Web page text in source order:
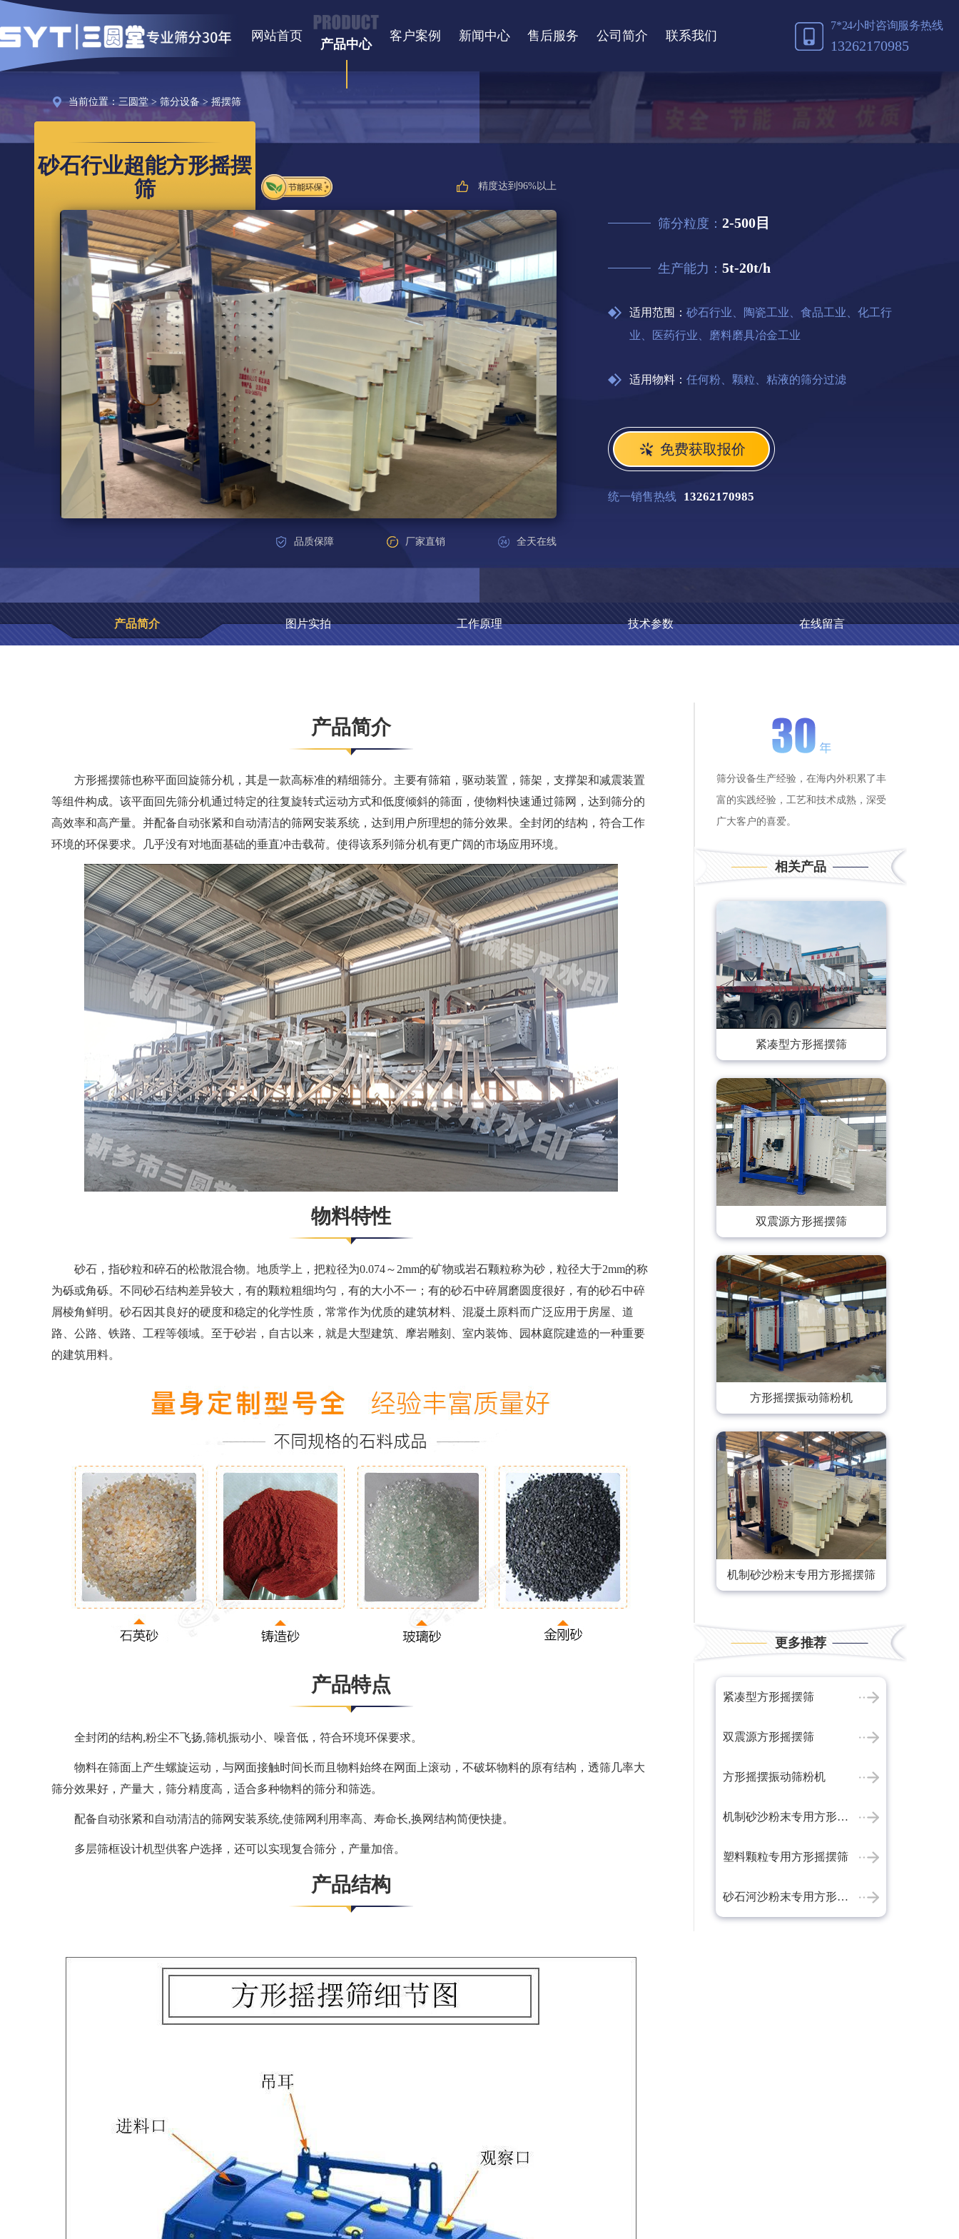
网站首页
产品中心
客户案例 新闻中心 售后服务 公司简介 联系我们
7*24小时咨询服务热线
13262170985
当前位置：三圆堂> 筛分设备 > 摇摆筛
砂石行业超能方形摇摆
筛
精度达到96%以上
品质保障 厂家直销 全天在线
筛分粒度： 2-500目
生产能力： 5t-20t/h
适用范围： 砂石行业、陶瓷工业、食品工业、化工行
业、医药行业、磨料磨具冶金工业
适用物料： 任何粉、颗粒、粘液的筛分过滤
免费获取报价
统一销售热线 13262170985
产品简介 图片实拍 工作原理 技术参数 在线留言
产品简介
方形摇摆筛也称平面回旋筛分机，其是一款高标准的精细筛分。主要有筛箱，驱动装置，筛架，支撑架和减震装置
等组件构成。该平面回先筛分机通过特定的往复旋转式运动方式和低度倾斜的筛面，使物料快速通过筛网，达到筛分的
高效率和高产量。并配备自动张紧和自动清洁的筛网安装系统，达到用户所理想的筛分效果。全封闭的结构，符合工作
环境的环保要求。几乎没有对地面基础的垂直冲击载荷。使得该系列筛分机有更广阔的市场应用环境。
物料特性
砂石，指砂粒和碎石的松散混合物。地质学上，把粒径为0.074～2mm的矿物或岩石颗粒称为砂，粒径大于2mm的称
为砾或角砾。不同砂石结构差异较大，有的颗粒粗细均匀，有的大小不一；有的砂石中碎屑磨圆度很好，有的砂石中碎
屑棱角鲜明。砂石因其良好的硬度和稳定的化学性质，常常作为优质的建筑材料、混凝土原料而广泛应用于房屋、道
路、公路、铁路、工程等领域。至于砂岩，自古以来，就是大型建筑、摩岩雕刻、室内装饰、园林庭院建造的一种重要
的建筑用料。
产品特点
全封闭的结构,粉尘不飞扬,筛机振动小、噪音低，符合环境环保要求。
物料在筛面上产生螺旋运动，与网面接触时间长而且物料始终在网面上滚动，不破坏物料的原有结构，透筛几率大
筛分效果好，产量大，筛分精度高，适合多种物料的筛分和筛选。
配备自动张紧和自动清洁的筛网安装系统,使筛网利用率高、寿命长,换网结构简便快捷。
多层筛框设计机型供客户选择，还可以实现复合筛分，产量加倍。
产品结构
筛分设备生产经验，在海内外积累了丰
富的实践经验，工艺和技术成熟，深受
广大客户的喜爱。
相关产品
紧凑型方形摇摆筛
双震源方形摇摆筛
方形摇摆振动筛粉机
机制砂沙粉末专用方形摇摆筛
更多推荐
紧凑型方形摇摆筛
双震源方形摇摆筛
方形摇摆振动筛粉机
机制砂沙粉末专用方形摇摆筛
塑料颗粒专用方形摇摆筛
砂石河沙粉末专用方形摇摆筛